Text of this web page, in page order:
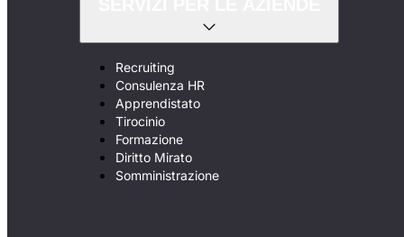
Recruiting
Consulenza HR
Apprendistato
Tirocinio
Formazione
Diritto Mirato
Somministrazione